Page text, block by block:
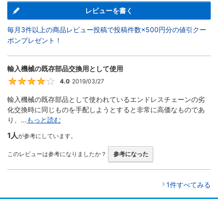
レビューを書く
毎月3件以上の商品レビュー投稿で投稿件数×500円分の値引クー
ポンプレゼント！
輸入機械の既存部品交換用として使用
4
4.0 2019/03/27
輸入機械の既存部品として使われているエンドレスチェーンの劣
化交換時に同じものを手配しようとすると非常に高価なものであ
り、...もっと読む
1人が参考にしています。
このレビューは参考になりましたか？ 参考になった
1件すべてみる